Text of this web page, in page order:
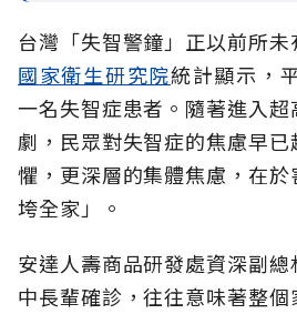
台灣「失智警鐘」正以前所
國家衛生研究院統計顯示，
一名失智症患者。隨著進入
劇，民眾對失智症的焦慮早
懼，更深層的集體焦慮，在
垮全家」。
安達人壽商品研發處資深副
中長輩確診，往往意味著整